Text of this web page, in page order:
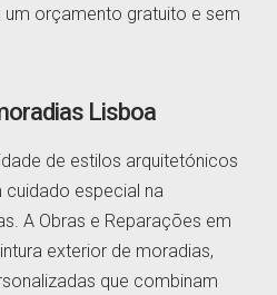
orçamento gratuito e sem
Lisboa
de estilos arquitetónicos
cuidado especial na
A Obras e Reparações em
exterior de moradias,
que combinam